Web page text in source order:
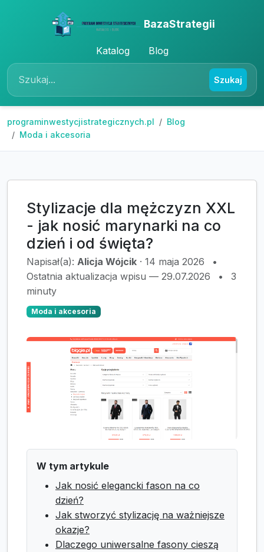
BazaStrategii
Katalog Blog
Szukaj
programinwestycjistrategicznych.pl
Blog
Moda i akcesoria
Stylizacje dla mężczyzn XXL
- jak nosić marynarki na co
dzień i od święta?
Napisał(a): Alicja Wójcik · 14 maja 2026
•
Ostatnia aktualizacja wpisu — 29.07.2026
•
3
minuty
Moda i akcesoria
W tym artykule
Jak nosić elegancki fason na co
dzień?
Jak stworzyć stylizację na ważniejsze
okazje?
Dlaczego uniwersalne fasony cieszą